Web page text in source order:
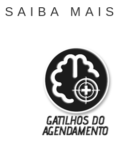
SAIBA MAIS